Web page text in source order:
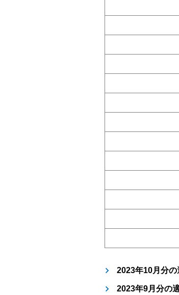
2023年10月分
2023年9月分の